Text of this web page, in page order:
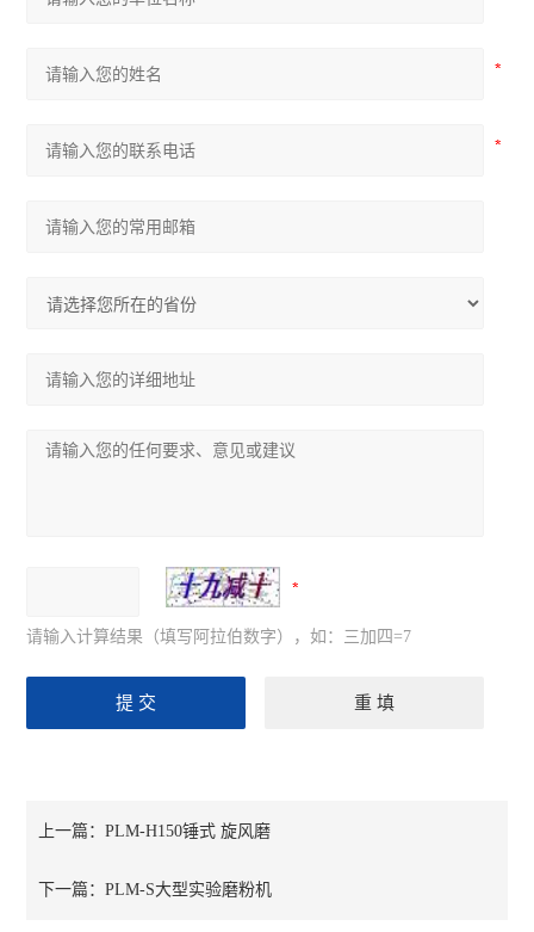
请输入计算结果（填写阿拉伯数字），如：三加四=7
上一篇：PLM-H150锤式 旋风磨
下一篇：PLM-S大型实验磨粉机